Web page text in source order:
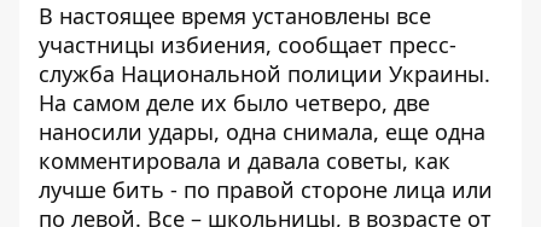
В настоящее время установлены все
участницы избиения, сообщает пресс-
служба Национальной полиции Украины.
На самом деле их было четверо, две
наносили удары, одна снимала, еще одна
комментировала и давала советы, как
лучше бить - по правой стороне лица или
по левой. Все – школьницы, в возрасте от